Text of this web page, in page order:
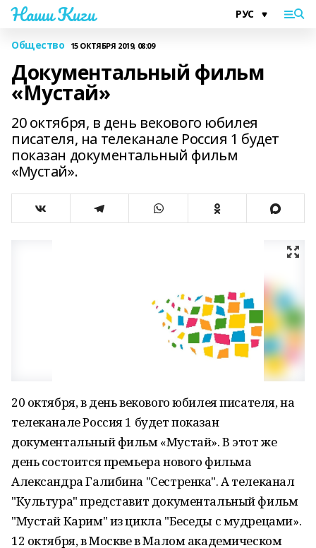
Наши Киги
Общество 15 ОКТЯБРЯ 2019, 08:09
Документальный фильм
«Мустай»
20 октября, в день векового юбилея
писателя, на телеканале Россия 1 будет
показан документальный фильм
«Мустай».
20 октября, в день векового юбилея писателя, на
телеканале Россия 1 будет показан
документальный фильм «Мустай». В этот же
день состоится премьера нового фильма
Александра Галибина "Сестренка". А телеканал
"Культура" представит документальный фильм
"Мустай Карим" из цикла "Беседы с мудрецами».
12 октября, в Москве в Малом академическом